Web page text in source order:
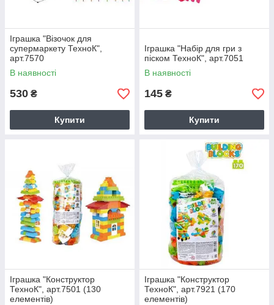
Іграшка "Візочок для
супермаркету ТехноК",
арт.7570
В наявності
530 ₴
Купити
Іграшка "Набір для гри з
піском ТехноК", арт.7051
В наявності
145 ₴
Купити
Іграшка "Конструктор
ТехноК", арт.7501 (130
елементів)
Іграшка "Конструктор
ТехноК", арт.7921 (170
елементів)